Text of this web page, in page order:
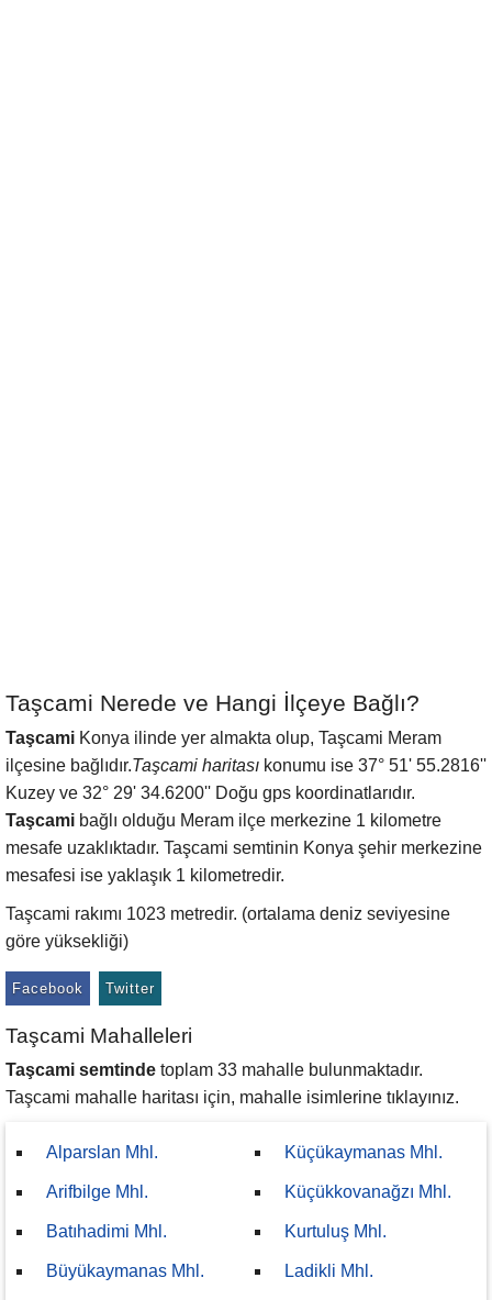
Taşcami Nerede ve Hangi İlçeye Bağlı?
Taşcami Konya ilinde yer almakta olup, Taşcami Meram
ilçesine bağlıdır.Taşcami haritası konumu ise 37° 51' 55.2816''
Kuzey ve 32° 29' 34.6200'' Doğu gps koordinatlarıdır.
Taşcami bağlı olduğu Meram ilçe merkezine 1 kilometre
mesafe uzaklıktadır. Taşcami semtinin Konya şehir merkezine
mesafesi ise yaklaşık 1 kilometredir.
Taşcami rakımı 1023 metredir. (ortalama deniz seviyesine
göre yüksekliği)
Facebook Twitter
Taşcami Mahalleleri
Taşcami semtinde toplam 33 mahalle bulunmaktadır.
Taşcami mahalle haritası için, mahalle isimlerine tıklayınız.
Alparslan Mhl.
Arifbilge Mhl.
Batıhadimi Mhl.
Büyükaymanas Mhl.
Küçükaymanas Mhl.
Küçükkovanağzı Mhl.
Kurtuluş Mhl.
Ladikli Mhl.